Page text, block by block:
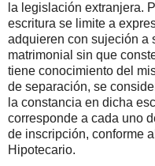
la legislación extranjera.
escritura se limite a
adquieren con sujeción a
matrimonial sin que
tiene conocimiento del
de separación, se
la constancia en dicha
corresponde a cada uno
de inscripción, conforme
Hipotecario.